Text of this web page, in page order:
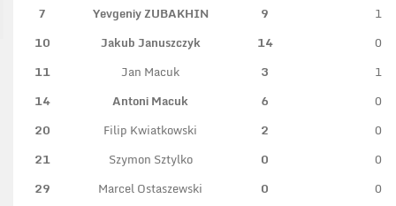
7
Yevgeniy ZUBAKHIN 9
1
10
Jakub Januszczyk 14
0
11
Jan Macuk 3
1
14
Antoni Macuk 6
0
20
Filip Kwiatkowski 2
0
21
Szymon Sztylko 0
0
29
Marcel Ostaszewski 0
0